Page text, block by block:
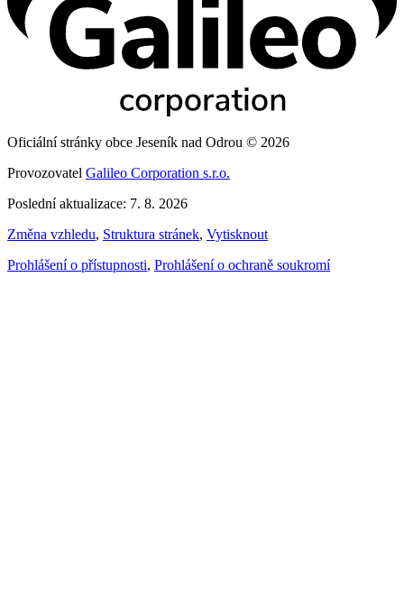
Oficiální stránky obce Jeseník nad Odrou © 2026
Provozovatel Galileo Corporation s.r.o.
Poslední aktualizace: 7. 8. 2026
Změna vzhledu, Struktura stránek, Vytisknout
Prohlášení o přístupnosti, Prohlášení o ochraně soukromí